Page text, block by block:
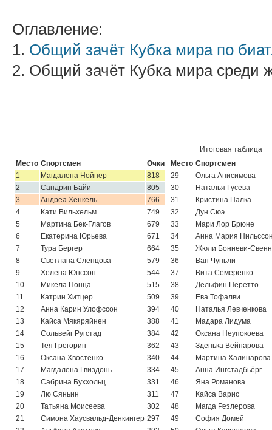
Оглавление:
1. Общий зачёт Кубка мира по
2. Общий зачёт Кубка мира среди
Итоговая таблица
Место Спортсмен
Очки
1
Магдалена Нойнер
818
2
Сандрин Байи
805
3
Андреа Хенкель
766
4
Кати Вильхельм
749
5
Мартина Бек-Глагов
679
6
Екатерина Юрьева
671
7
Тура Бергер
664
8
Светлана Слепцова
579
9
Хелена Юнссон
544
10
Микела Понца
515
11
Катрин Хитцер
509
12
Анна Карин Улофссон
394
13
Кайса Мякяряйнен
388
14
Сольвейг Ругстад
384
15
Тея Грегорин
362
16
Оксана Хвостенко
340
17
Магдалена Гвиздонь
334
18
Сабрина Буххольц
331
19
Лю Сяньин
311
20
Татьяна Моисеева
302
21
Симона Хаусвальд-Денкингер 297
Место Спортсмен
29
Ольга Анисимова
30
Наталья Гусева
31
Кристина Палка
32
Дун Сюэ
33
Мари Лор Брюне
34
Анна Мария
35
Жюли Бонневи-
36
Ван Чуньли
37
Вита Семеренко
38
Дельфин Перетто
39
Ева Тофалви
40
Наталья Левченкова
41
Мадара Лидума
42
Оксана Неупокоева
43
Зденька Вейнарова
44
Мартина Халинарова
45
Анна Ингстадбьёрг
46
Яна Романова
47
Кайса Варис
48
Магда Резлерова
49
София Домей